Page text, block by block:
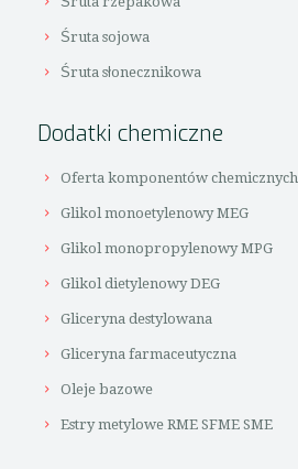
Śruta sojowa
Śruta słonecznikowa
Dodatki chemiczne
Oferta komponentów chemicznych
Glikol monoetylenowy MEG
Glikol monopropylenowy MPG
Glikol dietylenowy DEG
Gliceryna destylowana
Gliceryna farmaceutyczna
Oleje bazowe
Estry metylowe RME SFME SME